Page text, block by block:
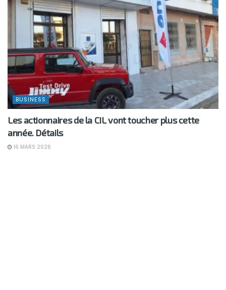
BUSINESS
Les actionnaires de la CIL vont toucher plus cette
année. Détails
16 MARS 2026